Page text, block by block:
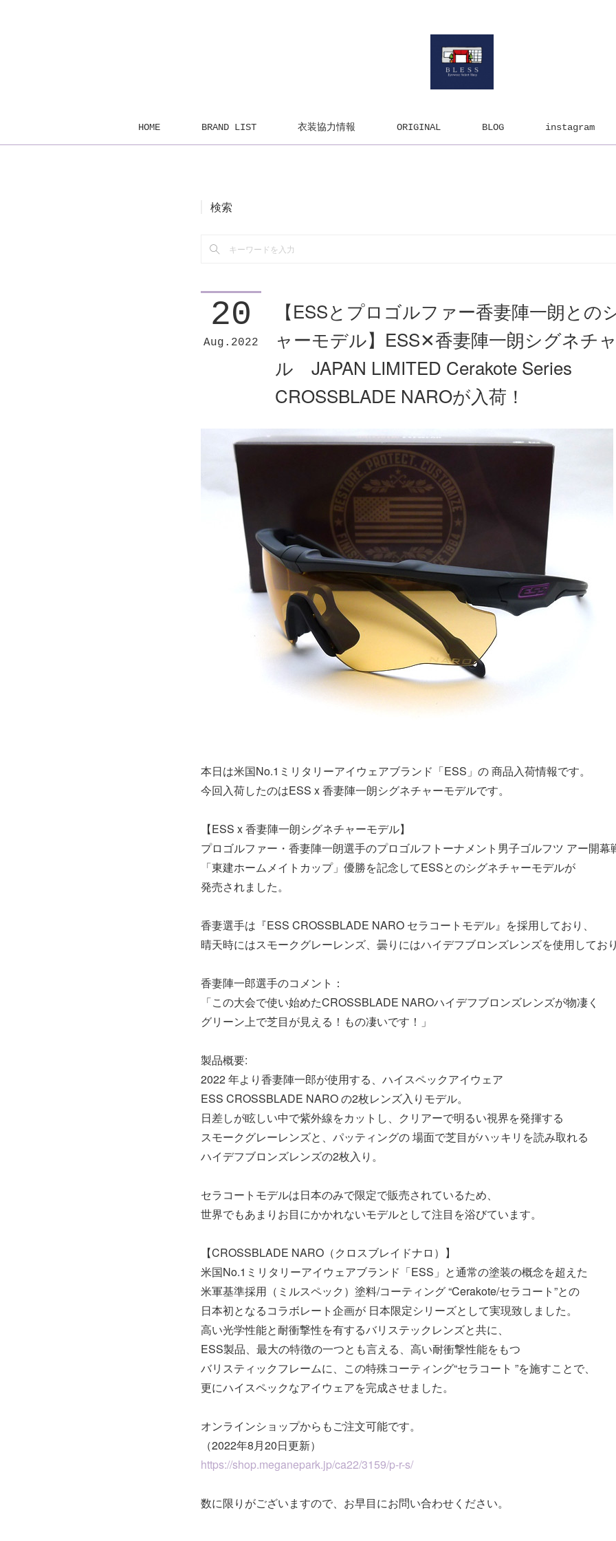
HOME BRAND LIST 衣装協力情報 ORIGINAL BLOG instagram
検索
20
Aug 2022
【ESSとプロゴルファー香妻陣一朗との
ャーモデル】ESS✕香妻陣一朗シグネチ
ル JAPAN LIMITED Cerakote Series
CROSSBLADE NAROが入荷！
本日は米国No.1ミリタリーアイウェアブランド「ESS」の 商品入荷情報です。
今回入荷したのはESS x 香妻陣一朗シグネチャーモデルです。
【ESS x 香妻陣一朗シグネチャーモデル】
プロゴルファー・香妻陣一朗選手のプロゴルフトーナメント男子ゴルフツ アー開幕
「東建ホームメイトカップ」優勝を記念してESSとのシグネチャーモデルが
発売されました。
香妻選手は『ESS CROSSBLADE NARO セラコートモデル』を採用しており、
晴天時にはスモークグレーレンズ、曇りにはハイデフブロンズレンズを使用してお
香妻陣一郎選手のコメント：
「この大会で使い始めたCROSSBLADE NAROハイデフブロンズレンズが物凄く
グリーン上で芝目が見える！もの凄いです！」
製品概要:
2022 年より香妻陣一郎が使用する、ハイスペックアイウェア
ESS CROSSBLADE NARO の2枚レンズ入りモデル。
日差しが眩しい中で紫外線をカットし、クリアーで明るい視界を発揮する
スモークグレーレンズと、パッティングの 場面で芝目がハッキリを読み取れる
ハイデフブロンズレンズの2枚入り。
セラコートモデルは日本のみで限定で販売されているため、
世界でもあまりお目にかかれないモデルとして注目を浴びています。
【CROSSBLADE NARO（クロスブレイドナロ）】
米国No.1ミリタリーアイウェアブランド「ESS」と通常の塗装の概念を超えた
米軍基準採用（ミルスペック）塗料/コーティング “Cerakote/セラコート”との
日本初となるコラボレート企画が 日本限定シリーズとして実現致しました。
高い光学性能と耐衝撃性を有するバリステックレンズと共に、
ESS製品、最大の特徴の一つとも言える、高い耐衝撃性能をもつ
バリスティックフレームに、この特殊コーティング“セラコート ”を施すことで、
更にハイスペックなアイウェアを完成させました。
オンラインショップからもご注文可能です。
（2022年8月20日更新）
https://shop.meganepark.jp/ca22/3159/p-r-s/
数に限りがございますので、お早目にお問い合わせください。